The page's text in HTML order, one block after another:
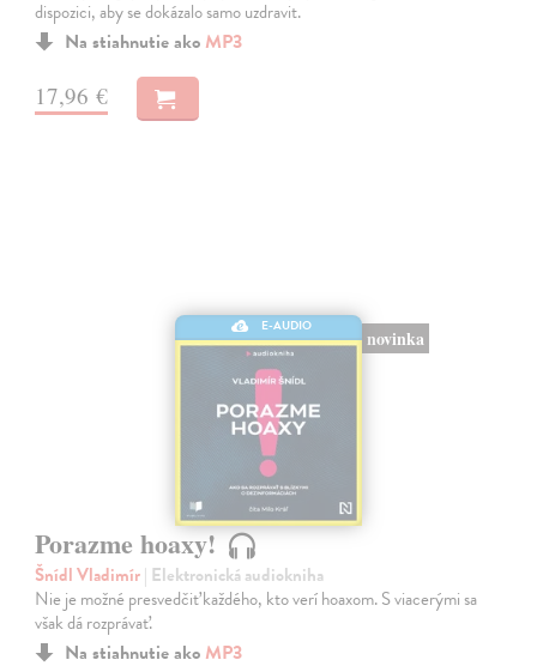
dispozici, aby se dokázalo samo uzdravit.
Na stiahnutie ako MP3
17,96 €
E-AUDIO
novinka
Porazme hoaxy!
Šnídl Vladimír| Elektronická audiokniha
Nie je možné presvedčiť každého, kto verí hoaxom. S viacerými sa
však dá rozprávať.
Na stiahnutie ako MP3